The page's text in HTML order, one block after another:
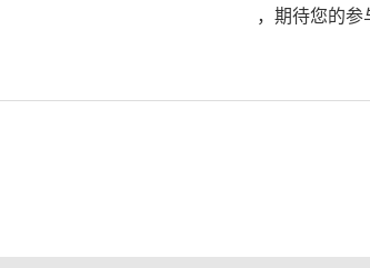
，期待您的参